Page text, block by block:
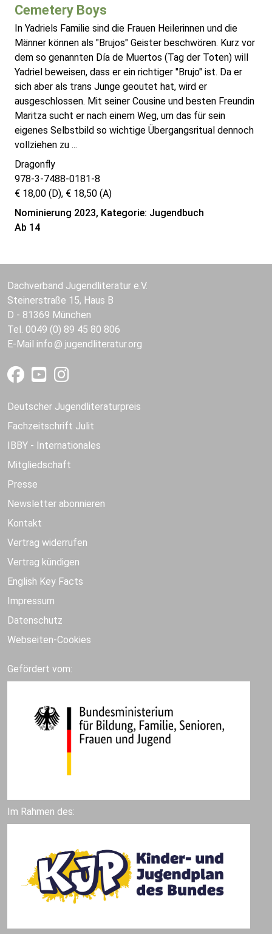
Cemetery Boys
In Yadriels Familie sind die Frauen Heilerinnen und die
Männer können als "Brujos" Geister beschwören. Kurz vor
dem so genannten Día de Muertos (Tag der Toten) will
Yadriel beweisen, dass er ein richtiger "Brujo" ist. Da er
sich aber als trans Junge geoutet hat, wird er
ausgeschlossen. Mit seiner Cousine und besten Freundin
Maritza sucht er nach einem Weg, um das für sein
eigenes Selbstbild so wichtige Übergangsritual dennoch
vollziehen zu ...
Dragonfly
978-3-7488-0181-8
€ 18,00 (D), € 18,50 (A)
Nominierung 2023, Kategorie: Jugendbuch
Ab 14
Dachverband Jugendliteratur e.V.
Steinerstraße 15, Haus B
D - 81369 München
Tel. 0049 (0) 89 45 80 806
E-Mail info jugendliteratur.org
Deutscher Jugendliteraturpreis
Fachzeitschrift Julit
IBBY - Internationales
Mitgliedschaft
Presse
Newsletter abonnieren
Kontakt
Vertrag widerrufen
Vertrag kündigen
English Key Facts
Impressum
Datenschutz
Webseiten-Cookies
Gefördert vom:
Im Rahmen des: